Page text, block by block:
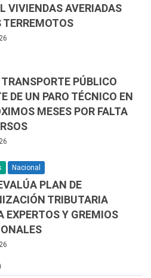
VIVIENDAS AVERIADAS
TERREMOTOS
PÚBLICO
DE UN PARO TÉCNICO EN
MESES POR FALTA
Nacional
PLAN DE
TRIBUTARIA
EXPERTOS Y GREMIOS